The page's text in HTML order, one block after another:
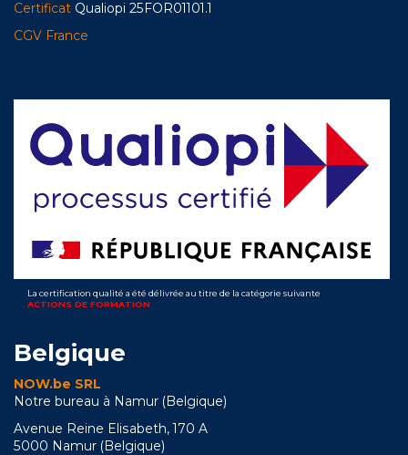
Certificat Qualiopi 25FOR01101.1
CGV France
La certification qualité a été délivrée au titre de la catégorie suivante
ACTIONS DE FORMATION
Belgique
NOW.be SRL
Notre bureau à Namur (Belgique)
Avenue Reine Elisabeth, 170 A
5000 Namur (Belgique)